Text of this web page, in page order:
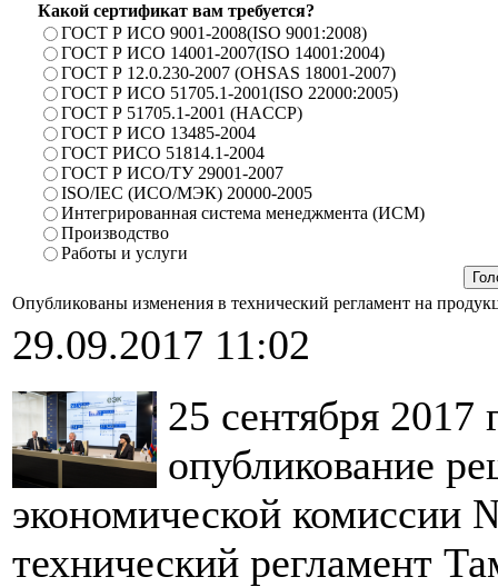
Какой сертификат вам требуется?
ГОСТ Р ИСО 9001-2008(ISO 9001:2008)
ГОСТ Р ИСО 14001-2007(ISO 14001:2004)
ГОСТ Р 12.0.230-2007 (OHSAS 18001-2007)
ГОСТ Р ИСО 51705.1-2001(ISO 22000:2005)
ГОСТ Р 51705.1-2001 (HACCP)
ГОСТ Р ИСО 13485-2004
ГОСТ РИСО 51814.1-2004
ГОСТ Р ИСО/ТУ 29001-2007
ISO/IEC (ИСО/МЭК) 20000-2005
Интегрированная система менеджмента (ИСМ)
Производство
Работы и услуги
Опубликованы изменения в технический регламент на
29.09.2017 11:02
25 сентября 2017
опубликование
экономической комиссии
технический регламент